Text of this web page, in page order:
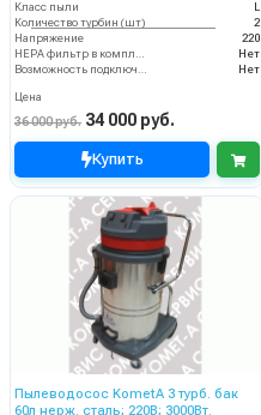
Класс пыли
L
Количество турбин (шт)
2
Напряжение
220
HEPA фильтр в комплекте
Нет
Возможность подключения электрощетки
Нет
Цена
36 000 руб. 34 000 руб.
Купить
Пылеводосос KometA 3 турб. бак
60л нерж. сталь; 220В; 3000Вт.